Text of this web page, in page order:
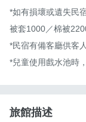
*如有損壞或遺失民
被套1000／棉被
*民宿有備客廳供客
*兒童使用戲水池時
旅館描述